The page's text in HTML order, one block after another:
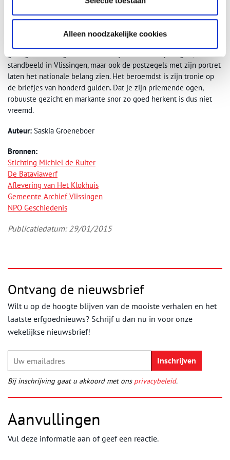
Alleen noodzakelijke cookies
standbeeld in Vlissingen, maar ook de postzegels met zijn portret
laten het nationale belang zien. Het beroemdst is zijn tronie op
de briefjes van honderd gulden. Dat je zijn priemende ogen,
robuuste gezicht en markante snor zo goed herkent is dus niet
vreemd.
Auteur: Saskia Groeneboer
Bronnen:
Stichting Michiel de Ruiter
De Bataviawerf
Aflevering van Het Klokhuis
Gemeente Archief Vlissingen
NPO Geschiedenis
Publicatiedatum: 29/01/2015
Ontvang de nieuwsbrief
Wilt u op de hoogte blijven van de mooiste verhalen en het
laatste erfgoednieuws? Schrijf u dan nu in voor onze
wekelijkse nieuwsbrief!
Bij inschrijving gaat u akkoord met ons privacybeleid.
Aanvullingen
Vul deze informatie aan of geef een reactie.